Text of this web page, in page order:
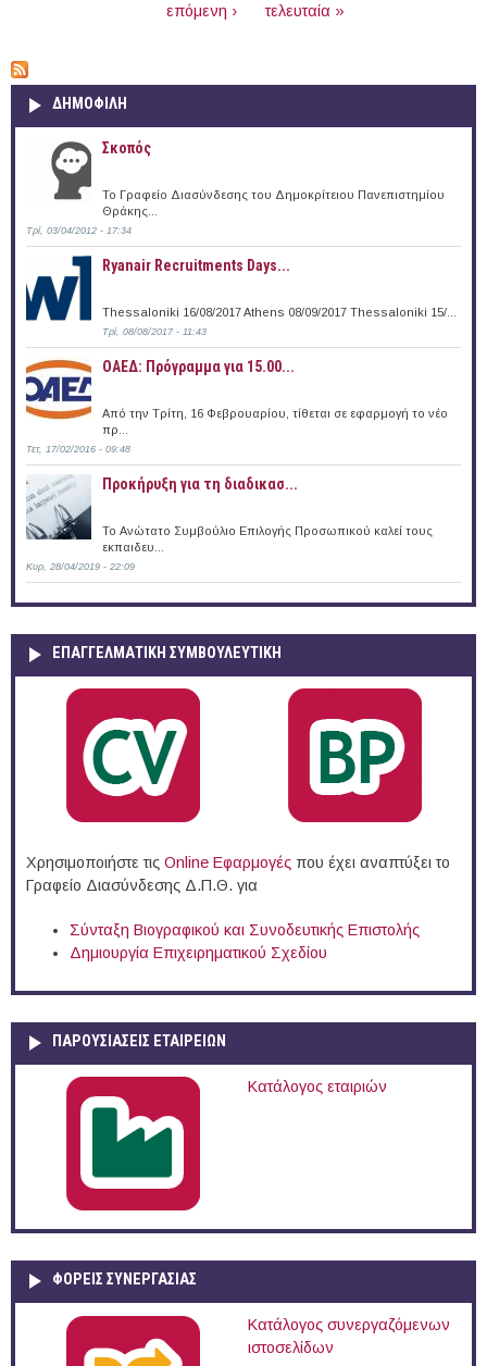
επόμενη ›
τελευταία »
ΔΗΜΟΦΙΛΗ
Σκοπός
Το Γραφείο Διασύνδεσης του Δημοκρίτειου Πανεπιστημίου
Θράκης...
Τρί, 03/04/2012 - 17:34
Ryanair Recruitments Days...
Thessaloniki 16/08/2017 Athens 08/09/2017 Thessaloniki 15/...
Τρί, 08/08/2017 - 11:43
ΟΑΕΔ: Πρόγραμμα για 15.00...
Από την Τρίτη, 16 Φεβρουαρίου, τίθεται σε εφαρμογή το νέο
πρ...
Τετ, 17/02/2016 - 09:48
Προκήρυξη για τη διαδικασ...
Το Ανώτατο Συμβούλιο Επιλογής Προσωπικού καλεί τους
εκπαιδευ...
Κυρ, 28/04/2019 - 22:09
ΕΠΑΓΓΕΛΜΑΤΙΚΉ ΣΥΜΒΟΥΛΕΥΤΙΚΉ
Χρησιμοποιήστε τις Online Eφαρμογές που έχει αναπτύξει το
Γραφείο Διασύνδεσης Δ.Π.Θ. για
Σύνταξη Βιογραφικού και Συνοδευτικής Επιστολής
Δημιουργία Επιχειρηματικού Σχεδίου
ΠΑΡΟΥΣΙΆΣΕΙΣ ΕΤΑΙΡΕΙΏΝ
Κατάλογος εταιριών
ΦΟΡΕΙΣ ΣΥΝΕΡΓΑΣΙΑΣ
Κατάλογος συνεργαζόμενων
ιστοσελίδων